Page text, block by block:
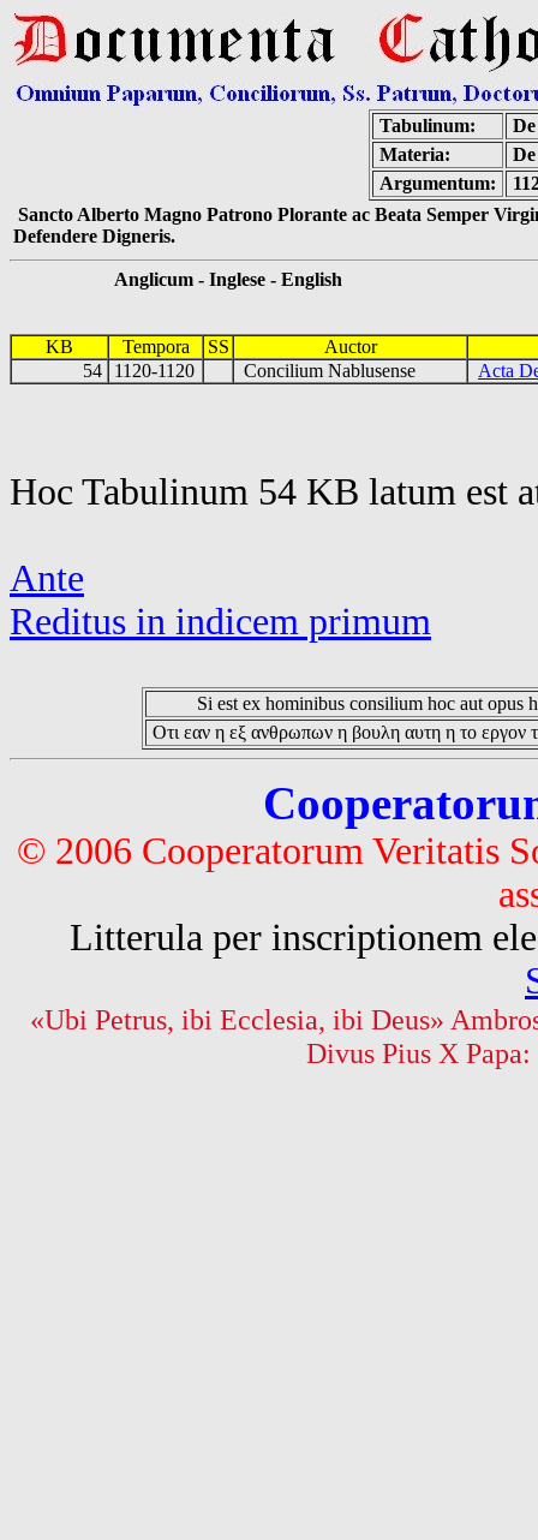
Tabulinum:
Materia:
Argumentum:
Sancto Alberto Magno Patrono Plorante ac Beata Semper
Defendere Digneris.
Anglicum - Inglese - English
KB Tempora SS
Auctor
54
1120-1120 Concilium Nablusense Acta
Hoc Tabulinum 54 KB latum est
Ante
Reditus in indicem primum
Si est ex hominibus consilium hoc aut opus
Οτι εαν η εξ ανθρωπων η βουλη αυτη η το εργον
© 2006 Cooperatorum Veritatis
Litterula per inscriptionem
«Ubi Petrus, ibi Ecclesia, ibi Deus»
Divus Pius X Papa: